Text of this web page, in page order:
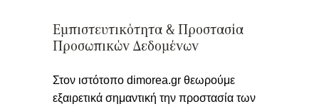
Εμπιστευτικότητα & Προστασία
Προσωπικών Δεδομένων
Στον ιστότοπο dimorea.gr θεωρούμε
εξαιρετικά σημαντική την προστασία των